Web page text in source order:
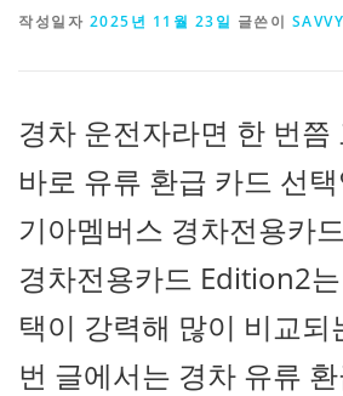
작성일자 2025년 11월 23일 글쓴이
경차 운전자라면 한 번쯤
바로 유류 환급 카드 선
기아멤버스 경차전용카
경차전용카드 Edition2
택이 강력해 많이 비교되
번 글에서는 경차 유류